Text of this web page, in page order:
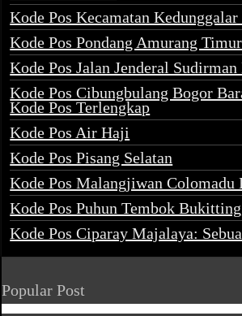
Kode Pos Kecamatan
Kode Pos Pondang Amurang Timur
Kode Pos Jalan Jenderal
Kode Pos Cibungbulang Bogor
Kode Pos Terlengkap
Kode Pos Air Haji
Kode Pos Pisang Selatan
Kode Pos Malangjiwan Colomadu
Kode Pos Puhun Tembok
Kode Pos Ciparay Majalaya:
Popular Post